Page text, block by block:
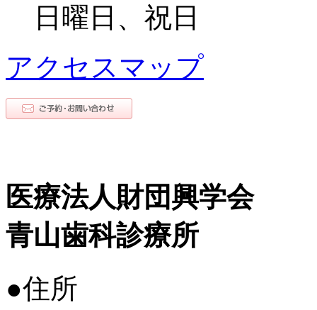
日曜日、祝日
アクセスマップ
医療法人財団興学会
青山歯科診療所
●住所